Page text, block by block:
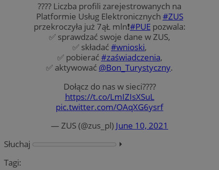
???? Liczba profili zarejestrowanych na
Platformie Usług Elektronicznych #ZUS
przekroczyła już 7ąŁ mln❗️#PUEpozwala:
✅ sprawdzać swoje dane w ZUS,
✅ składać#wnioski,
✅ pobierać#zaświadczenia,
✅ aktywować @Bon_Turystyczny.
Dołącz do nas w sieci????
https://t.co/LmIZIsXSuL
pic.twitter.com/OAqXG6ysrf
— ZUS (@zus_pl) June 10, 2021
Słuchaj
⏵︎
Tagi: